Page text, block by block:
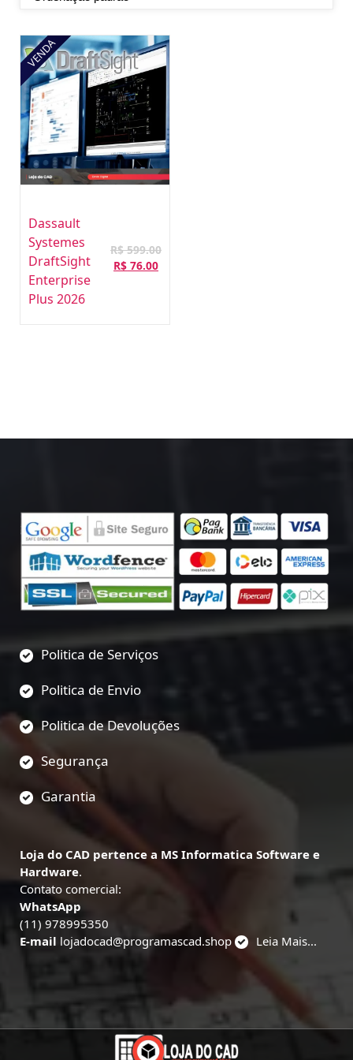
VENDA
Dassault
Systemes
DraftSight
Enterprise
Plus 2026
R$599.00
O
R$ 76.00O
Politica de Serviços
Politica de Envio
Politica de Devoluções
Segurança
Garantia
Loja do CAD pertence a MS Informatica Software e
Hardware.
Contato comercial:
WhatsApp
(11) 978995350
E-mail lojadocad@programascad.shop Leia Mais...